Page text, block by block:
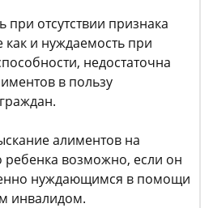
при отсутствии признака
как и нуждаемость при
недостаточна
в пользу
алиментов на
ребенка возможно, если он
нуждающимся в помощи
инвалидом.